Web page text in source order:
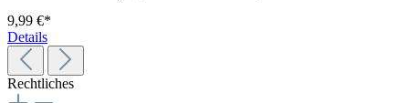
9,99 €*
Details
Rechtliches